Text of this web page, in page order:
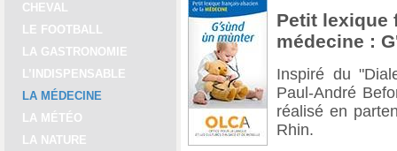
CHEVAL
LE FOOTBALL
LA GASTRONOMIE
L’INDISPENSABLE
LA MÉDECINE
LA MÉTÉO
LA NATURE
Petit lexique
médecine :
Inspiré du
Paul-André
réalisé en
Rhin.